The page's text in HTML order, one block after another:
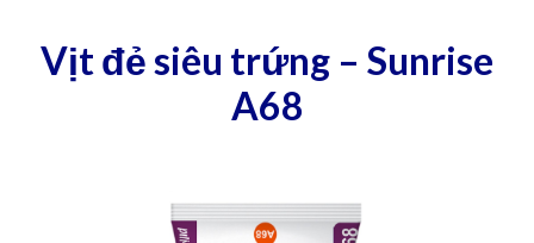
Vịt đẻ siêu trứng – Sunrise
A68